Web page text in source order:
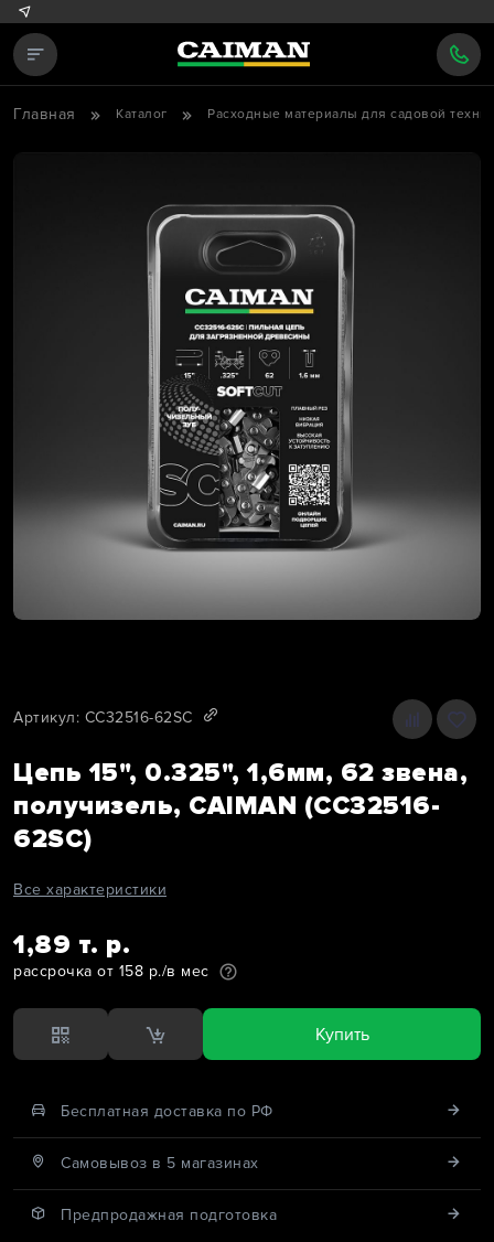
Главная Каталог Расходные материалы для садовой
Артикул: CC32516-62SC
Цепь 15", 0.325", 1,6мм, 62 звена,
получизель, CAIMAN (CC32516-
62SC)
Все характеристики
1,89 т. р.
рассрочка от 158 р./в мес
Купить
Бесплатная доставка по РФ
Cамовывоз в 5 магазинах
Предпродажная подготовка